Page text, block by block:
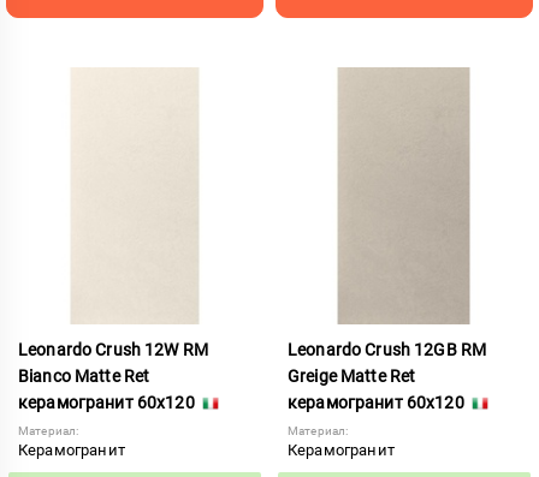
Leonardo Crush 12W RM
Bianco Matte Ret
керамогранит 60x120
Материал:
Керамогранит
Leonardo Crush 12GB RM
Greige Matte Ret
керамогранит 60x120
Материал:
Керамогранит